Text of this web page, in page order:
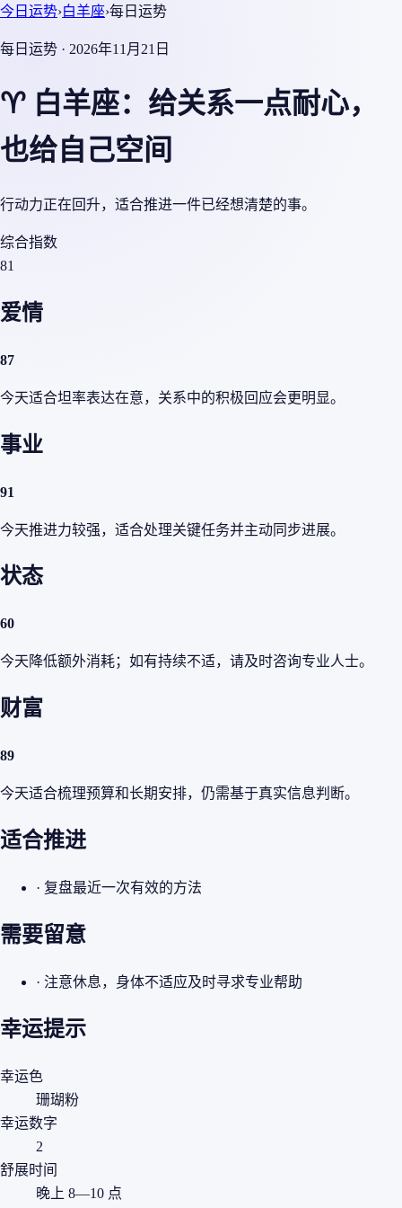
今日运势›白羊座›每日运势
每日运势 · 2026年11月21日
♈ 白羊座：给关系一点耐心，
也给自己空间
行动力正在回升，适合推进一件已经想清楚的事。
综合指数
81
爱情
87
今天适合坦率表达在意，关系中的积极回应会更明显。
事业
91
今天推进力较强，适合处理关键任务并主动同步进展。
状态
60
今天降低额外消耗；如有持续不适，请及时咨询专业人士。
财富
89
今天适合梳理预算和长期安排，仍需基于真实信息判断。
适合推进
· 复盘最近一次有效的方法
需要留意
· 注意休息，身体不适应及时寻求专业帮助
幸运提示
幸运色
珊瑚粉
幸运数字
2
舒展时间
晚上 8—10 点